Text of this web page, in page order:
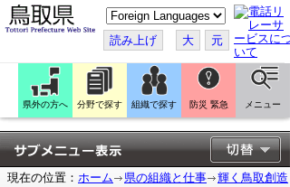
こ
の
ペ
ー
ジ
翻
訳
す
る
読み上げ 大 元
県外の方へ 分野で探す 組織で探す 防災 緊急 メニュー
現在の位置： ホーム 県の組織と仕事
輝く鳥取創造